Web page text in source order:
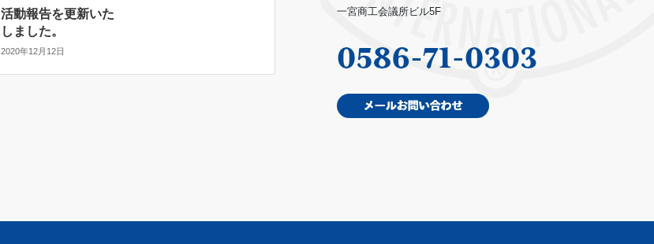
活動報告を更新いた
しました。
2020年12月12日
一宮商工会議所ビル5F